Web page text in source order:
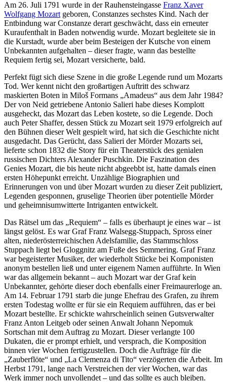
Am 26. Juli 1791 wurde in der Rauhensteingasse Franz Xaver
Wolfgang Mozartgeboren, Constanzes sechstes Kind. Nach der
Entbindung war Constanze derart geschwächt, dass ein erneuter
Kuraufenthalt in Baden notwendig wurde. Mozart begleitete sie in
die Kurstadt, wurde aber beim Besteigen der Kutsche von einem
Unbekannten aufgehalten – dieser fragte, wann das bestellte
Requiem fertig sei, Mozart versicherte, bald.
Perfekt fügt sich diese Szene in die große Legende rund um Mozarts
Tod. Wer kennt nicht den großartigen Auftritt des schwarz
maskierten Boten in Miloš Formans „Amadeus“ aus dem Jahr 1984?
Der von Neid getriebene Antonio Salieri habe dieses Komplott
ausgeheckt, das Mozart das Leben kostete, so die Legende. Doch
auch Peter Shaffer, dessen Stück zu Mozart seit 1979 erfolgreich auf
den Bühnen dieser Welt gespielt wird, hat sich die Geschichte nicht
ausgedacht. Das Gerücht, dass Salieri der Mörder Mozarts sei,
lieferte schon 1832 die Story für ein Theaterstück des genialen
russischen Dichters Alexander Puschkin. Die Faszination des
Genies Mozart, die bis heute nicht abgeebbt ist, hatte damals einen
ersten Höhepunkt erreicht. Unzählige Biographien und
Erinnerungen von und über Mozart wurden zu dieser Zeit publiziert,
Legenden gesponnen, gruselige Theorien über potentielle Mörder
und geheimnisumwitterte Intriganten entwickelt.
Das Rätsel um das „Requiem“ – falls es überhaupt je eines war – ist
längst gelöst. Es war Graf Franz Walsegg-Stuppach, Spross einer
alten, niederösterreichischen Adelsfamilie, das Stammschloss
Stuppach liegt bei Gloggnitz am Fuße des Semmering. Graf Franz
war begeisterter Musiker, der wiederholt Stücke bei Komponisten
anonym bestellen ließ und unter eigenem Namen aufführte. In Wien
war das allgemein bekannt – auch Mozart war der Graf kein
Unbekannter, gehörte dieser doch ebenfalls einer Freimaurerloge an.
Am 14. Februar 1791 starb die junge Ehefrau des Grafen, zu ihrem
ersten Todestag wollte er für sie ein Requiem aufführen, das er bei
Mozart bestellte. Er schickte wahrscheinlich seinen Gutsverwalter
Franz Anton Leitgeb oder seinen Anwalt Johann Nepomuk
Sortschan mit dem Auftrag zu Mozart. Dieser verlangte 100
Dukaten, die er prompt erhielt, und versprach, die Komposition
binnen vier Wochen fertigzustellen. Doch die Aufträge für die
„Zauberflöte“ und „La Clemenza di Tito“ verzögerten die Arbeit. Im
Herbst 1791, lange nach Verstreichen der vier Wochen, war das
Werk immer noch unvollendet – und das sollte es auch bleiben.